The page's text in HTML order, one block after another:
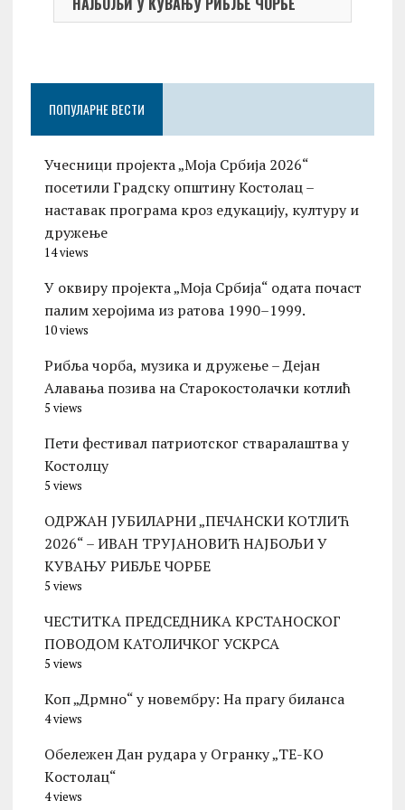
ПОПУЛАРНЕ ВЕСТИ
Учесници пројекта „Моја Србија 2026“
посетили Градску општину Костолац –
наставак програма кроз едукацију, културу и
дружење
14 views
У оквиру пројекта „Моја Србија“ одата почаст
палим херојима из ратова 1990–1999.
10 views
Рибља чорба, музика и дружење – Дејан
Алавања позива на Старокостолачки котлић
5 views
Пети фестивал патриотског стваралаштва у
Костолцу
5 views
ОДРЖАН ЈУБИЛАРНИ „ПЕЧАНСКИ КОТЛИЋ
2026“ – ИВАН ТРУЈАНОВИЋ НАЈБОЉИ У
КУВАЊУ РИБЉЕ ЧОРБЕ
5 views
ЧЕСТИТКА ПРЕДСЕДНИКА КРСТАНОСКОГ
ПОВОДОМ КАТОЛИЧКОГ УСКРСА
5 views
Коп „Дрмно“ у новембру: На прагу биланса
4 views
Обележен Дан рудара у Огранку „ТЕ-KО
Kостолац“
4 views